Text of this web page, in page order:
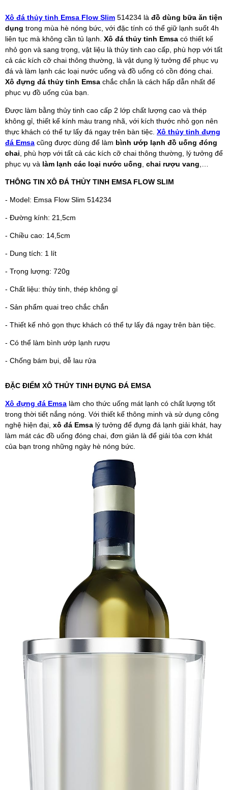
Xô đá thủy tinh Emsa Flow Slim 514234 là đồ dùng bữa ăn tiện
dụng trong mùa hè nóng bức, với đặc tính có thể giữ lạnh suốt 4h
liên tục mà không cần tủ lạnh. Xô đá thủy tinh Emsa có thiết kế
nhỏ gọn và sang trọng, vật liệu là thủy tinh cao cấp, phù hợp với tất
cả các kích cỡ chai thông thường, là vật dụng lý tưởng để phục vụ
đá và làm lạnh các loại nước uống và đồ uống có cồn đóng chai.
Xô đựng đá thủy tinh Emsa chắc chắn là cách hấp dẫn nhất để
phục vụ đồ uống của bạn.
Được làm bằng thủy tinh cao cấp 2 lớp chất lượng cao và thép
không gỉ, thiết kế kính màu trang nhã, với kích thước nhỏ gọn nên
thực khách có thể tự lấy đá ngay trên bàn tiệc. Xô thủy tinh đựng
đá Emsa cũng được dùng để làm bình ướp lạnh đồ uống đóng
chai , phù hợp với tất cả các kích cỡ chai thông thường, lý tưởng để
phục vụ và làm lạnh các loại nước uống chai rượu vang
THÔNG TIN XÔ ĐÁ THỦY TINH EMSA FLOW SLIM
- Model: Emsa Flow Slim 514234
- Đường kính: 21,5cm
- Chiều cao: 14,5cm
- Dung tích: 1 lít
- Trọng lượng: 720g
- Chất liệu: thủy tinh, thép không gỉ
- Sản phẩm quai treo chắc chắn
- Thiết kế nhỏ gọn thực khách có thể tự lấy đá ngay trên bàn tiệc.
- Có thể làm bình ướp lạnh rượu
- Chống bám bụi, dễ lau rửa
ĐẶC ĐIỂM XÔ THỦY TINH ĐỰNG ĐÁ EMSA
Xô đựng đá Emsa làm cho thức uống mát lạnh có chất lượng tốt
trong thời tiết nắng nóng. Với thiết kế thông minh và sử dụng công
nghệ hiện đại, xô đá Emsa lý tưởng để đựng đá lạnh giải khát, hay
làm mát các đồ uống đóng chai, đơn giản là để giải tỏa cơn khát
của bạn trong những ngày hè nóng bức.